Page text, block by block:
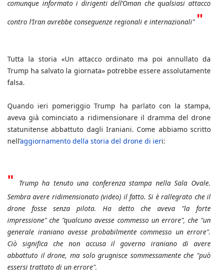
comunque informato i dirigenti dell’Oman che qualsiasi attacco
contro l’Iran avrebbe conseguenze regionali e internazionali" "
Tutta la storia «Un attacco ordinato ma poi annullato da
Trump ha salvato la giornata» potrebbe essere assolutamente
falsa.
Quando ieri pomeriggio Trump ha parlato con la stampa,
aveva già cominciato a ridimensionare il dramma del drone
statunitense abbattuto dagli Iraniani. Come abbiamo scritto
nell’aggiornamento della storia del drone di ieri:
"
Trump ha tenuto una conferenza stampa nella Sala Ovale.
Sembra avere ridimensionato (video) il fatto. Si è rallegrato che il
drone fosse senza pilota. Ha detto che aveva "la forte
impressione" che "qualcuno avesse commesso un errore", che "un
generale iraniano avesse probabilmente commesso un errore".
Ciò significa che non accusa il governo iraniano di avere
abbattuto il drone, ma solo grugnisce sommessamente che "può
essersi trattato di un errore".